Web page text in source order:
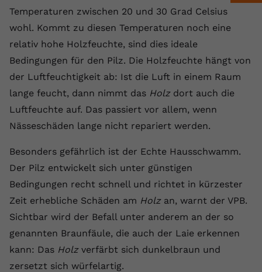
Temperaturen zwischen 20 und 30 Grad Celsius
wohl. Kommt zu diesen Temperaturen noch eine
relativ hohe Holzfeuchte, sind dies ideale
Bedingungen für den Pilz. Die Holzfeuchte hängt von
der Luftfeuchtigkeit ab: Ist die Luft in einem Raum
lange feucht, dann nimmt das Holzdort auch die
Luftfeuchte auf. Das passiert vor allem, wenn
Nässeschäden lange nicht repariert werden.
Besonders gefährlich ist der Echte Hausschwamm.
Der Pilz entwickelt sich unter günstigen
Bedingungen recht schnell und richtet in kürzester
Zeit erhebliche Schäden am Holzan, warnt der VPB.
Sichtbar wird der Befall unter anderem an der so
genannten Braunfäule, die auch der Laie erkennen
kann: Das Holzverfärbt sich dunkelbraun und
zersetzt sich würfelartig.
Zweck
Dieser Wert speichert Ihre Consent-
Einstellungen. Unter anderem eine
historische Speicherung Ihrer
vorgenommen Einstellungen, falls der
Webseiten-Betreiber dies eingestellt
hat.
Anbieter VPB.de
Laufzeit
Zweck
Dieses Cookie wird verwendet, um die
Speicherung von
Zweck
wiederzuerkennen und statistische
Informationen zur Nutzung der
Website zu erfassen.
Anbieter Google Ads
Zweck
Wird von Google Ads für das
Conversion-Tracking verwendet, um
Werbeklicks der Nutzung auf unserer
Website zuzuordnen.
Wir verwenden auf unserer Website externe Inhalte,
um Ihnen zusätzliche Informationen anzubieten.
Anbieter vimeo.com
Zweck
Vimeo installiert dieses Cookie, um
Tracking-Informationen zu sammeln,
indem es eine eindeutige ID zum
Einbetten von Videos auf der Website
setzt.
Name CONSENT